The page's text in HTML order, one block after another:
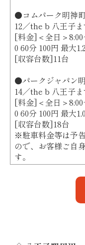
●コムパーク明神
12／the b 八王子ま
[料金]＜全日＞8:00
0 60分 100円 最大
[収容台数]11台
●パークジャパン
14／the b 八王子ま
[料金]＜全日＞8:00
0 60分 100円 最大
[収容台数]18台
※駐車料金等は予
ので、お客様ご自
す。